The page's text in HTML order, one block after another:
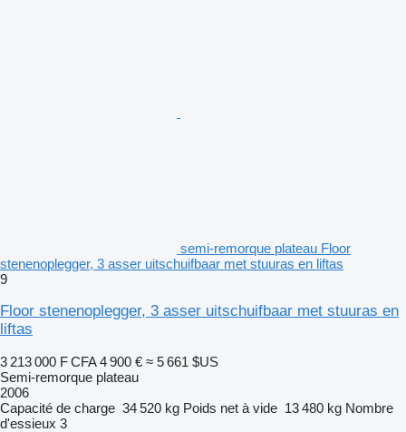
semi-remorque plateau Floor
stenenoplegger, 3 asser uitschuifbaar met stuuras en liftas
9
Floor stenenoplegger, 3 asser uitschuifbaar met stuuras en
liftas
3 213 000 F CFA 4 900 € ≈ 5 661 $US
Semi-remorque plateau
2006
Capacité de charge 34 520 kg Poids net à vide 13 480 kg Nombre
d'essieux 3